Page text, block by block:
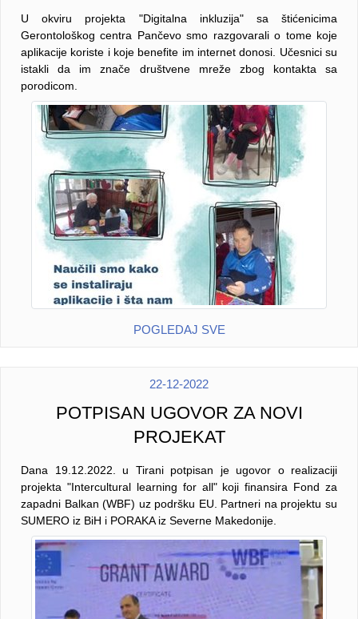
U okviru projekta "Digitalna inkluzija" sa štićenicima
Gerontološkog centra Pančevo smo razgovarali o tome koje
aplikacije koriste i koje benefite im internet donosi. Učesnici su
istakli da im znače društvene mreže zbog kontakta sa
porodicom.
POGLEDAJ SVE
22-12-2022
POTPISAN UGOVOR ZA NOVI
PROJEKAT
Dana 19.12.2022. u Tirani potpisan je ugovor o realizaciji
projekta "Intercultural learning for all" koji finansira Fond za
zapadni Balkan (WBF) uz podršku EU. Partneri na projektu su
SUMERO iz BiH i PORAKA iz Severne Makedonije.